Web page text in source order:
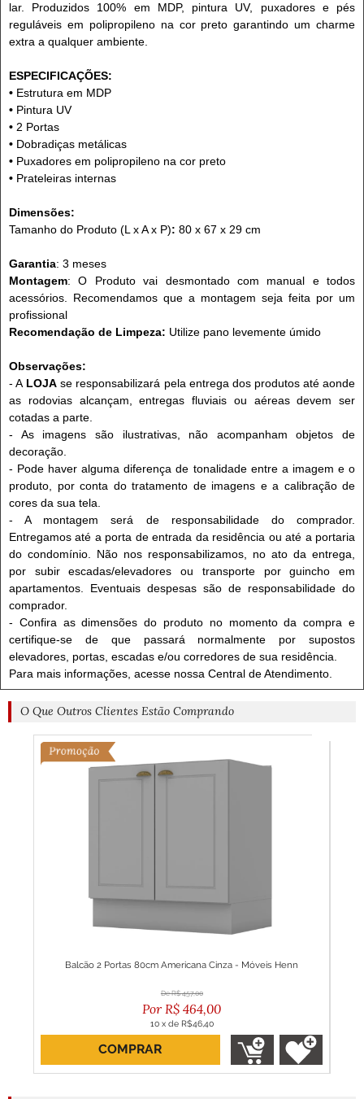
lar. Produzidos 100% em MDP, pintura UV, puxadores e pés
reguláveis em polipropileno na cor preto garantindo um charme
extra a qualquer ambiente.
ESPECIFICAÇÕES:
• Estrutura em MDP
• Pintura UV
• 2 Portas
• Dobradiças metálicas
• Puxadores em polipropileno na cor preto
• Prateleiras internas
Dimensões:
Tamanho do Produto (L x A x P): 80 x 67 x 29 cm
Garantia: 3 meses
Montagem: O Produto vai desmontado com manual e todos
acessórios. Recomendamos que a montagem seja feita por um
profissional
Recomendação de Limpeza: Utilize pano levemente úmido
Observações:
- A LOJA se responsabilizará pela entrega dos produtos até aonde
as rodovias alcançam, entregas fluviais ou aéreas devem ser
cotadas a parte.
- As imagens são ilustrativas, não acompanham objetos de
decoração.
- Pode haver alguma diferença de tonalidade entre a imagem e o
produto, por conta do tratamento de imagens e a calibração de
cores da sua tela.
- A montagem será de responsabilidade do comprador.
Entregamos até a porta de entrada da residência ou até a portaria
do condomínio. Não nos responsabilizamos, no ato da entrega,
por subir escadas/elevadores ou transporte por guincho em
apartamentos. Eventuais despesas são de responsabilidade do
comprador.
- Confira as dimensões do produto no momento da compra e
certifique-se de que passará normalmente por supostos
elevadores, portas, escadas e/ou corredores de sua residência.
Para mais informações, acesse nossa Central de Atendimento.
O Que Outros Clientes Estão Comprando
Balcão 2 Portas 80cm Americana Cinza - Móveis Henn
R$ 457,00
R$ 464,00
10 x de R$46,40
COMPRAR